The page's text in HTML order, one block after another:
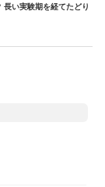
い実験期を経てたどり